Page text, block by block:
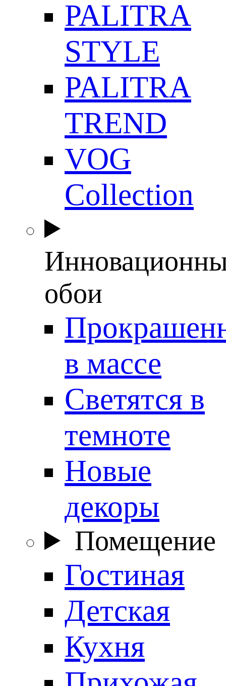
PALITRA
STYLE
PALITRA
TREND
VOG
Collection
обои
в массе
Светятся в
темноте
Новые
декоры
Помещение
Гостиная
Детская
Кухня